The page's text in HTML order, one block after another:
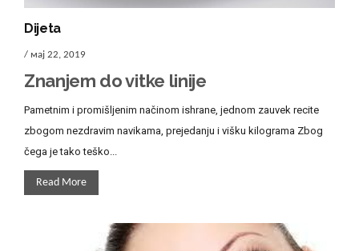
Dijeta
/ мај 22, 2019
Znanjem do vitke linije
Pametnim i promišljenim načinom ishrane, jednom zauvek recite
zbogom nezdravim navikama, prejedanju i višku kilograma Zbog
čega je tako teško...
Read More